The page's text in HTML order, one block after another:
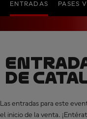
ENTRADAS PASES
DE
Las entradas para este
el inicio de la venta.